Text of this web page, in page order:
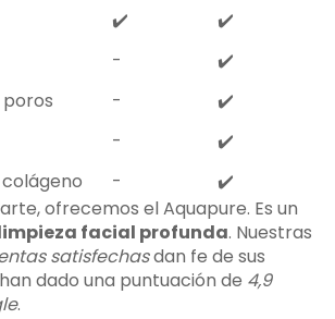
✔️
✔️
-
✔️
poros
-
✔️
-
✔️
-
✔️
ofrecemos el Aquapure. Es un
facial profunda. Nuestras
satisfechasdan fe de sus
dado una puntuación de 4,9
.